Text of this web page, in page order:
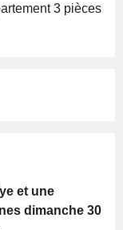
3 pièces
et une
dimanche 30